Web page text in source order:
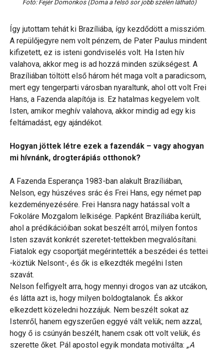
Fotó: Fejér Domonkos (Doma a felső sor jobb szélén látható)
Így jutottam tehát ki Brazíliába, így kezdődött a misszióm.
A repülőjegyre nem volt pénzem, de Pater Paulus mindent
kifizetett, ez is isteni gondviselés volt. Ha Isten hív
valahova, akkor meg is ad hozzá minden szükségest. A
Brazíliában töltött első három hét maga volt a paradicsom,
mert egy tengerparti városban nyaraltunk, ahol ott volt Frei
Hans, a Fazenda alapítója is. Ez hatalmas kegyelem volt.
Isten, amikor meghív valahova, akkor mindig ad egy kis
feltámadást, egy ajándékot.
Hogyan jöttek létre ezek a fazendák – vagy ahogyan
mi hívnánk, drogterápiás otthonok?
A Fazenda Esperança 1983-ban alakult Brazíliában,
Nelson, egy húszéves srác és Frei Hans, egy német pap
kezdeményezésére. Frei Hansra nagy hatással volt a
Fokoláre Mozgalom lelkisége. Papként Brazíliába került,
ahol a prédikációiban sokat beszélt arról, milyen fontos
Isten szavát konkrét szeretet-tettekben megvalósítani.
Fiatalok egy csoportját megérintették a beszédei és tettei
-köztük Nelsont-, és ők is elkezdték megélni Isten
szavát.
Nelson felfigyelt arra, hogy mennyi drogos van az utcákon,
és látta azt is, hogy milyen boldogtalanok. És akkor
elkezdett közeledni hozzájuk. Nem beszélt sokat az
Istenről, hanem egyszerűen eggyé vált velük; nem azzal,
hogy ő is csúnyán beszélt, hanem csak ott volt velük, és
szerette őket. Pál apostol egyik mondata motiválta: „A